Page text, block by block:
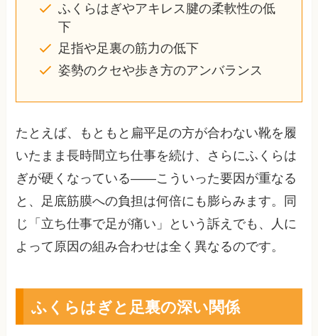
ふくらはぎやアキレス腱の柔軟性の低
下
足指や足裏の筋力の低下
姿勢のクセや歩き方のアンバランス
たとえば、もともと扁平足の方が合わない靴を履
いたまま長時間立ち仕事を続け、さらにふくらは
ぎが硬くなっている――こういった要因が重なる
と、足底筋膜への負担は何倍にも膨らみます。同
じ「立ち仕事で足が痛い」という訴えでも、人に
よって原因の組み合わせは全く異なるのです。
ふくらはぎと足裏の深い関係